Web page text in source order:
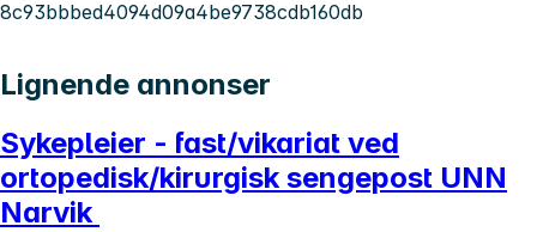
8c93bbbed4094d09a4be9738cdb160db
Lignende annonser
Sykepleier - fast/vikariat ved
ortopedisk/kirurgisk sengepost UNN
Narvik